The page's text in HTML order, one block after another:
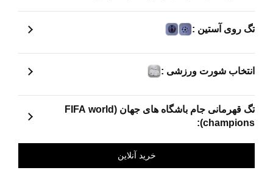
تگ روی آستین :
انتخاب شورت ورزشی :
تگ قهرمانی جام باشگاه های جهان (FIFA world
champions):